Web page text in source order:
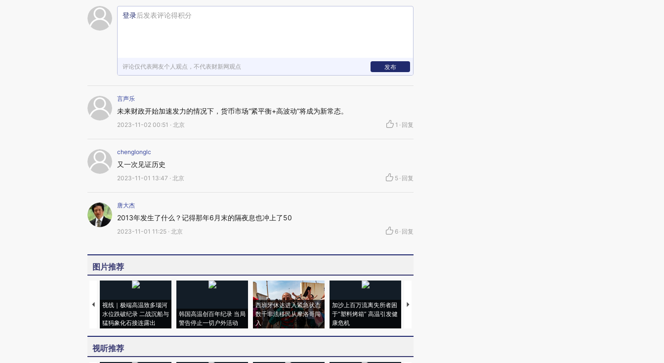
登录后发表评论得积分
评论仅代表网友个人观点，不代表财新网观点 发布
言声乐
未来财政开始加速发力的情况下，货币市场“紧平衡+高波动”将成为新常态。
2023-11-02 00:51 · 北京 1 · 回复
chenglonglc
又一次见证历史
2023-11-01 13:47 · 北京 5 · 回复
唐大杰
2013年发生了什么？记得那年6月末的隔夜息也冲上了50
2023-11-01 11:25 · 北京 6 · 回复
图片推荐
视线｜极端高温致多瑙河
水位跌破纪录 二战沉船与
猛犸象化石接连露出
韩国高温创百年纪录 当局
警告停止一切户外活动
西班牙休达进入紧急状态
数千非法移民从摩洛哥闯
入
加沙上百万流离失所者困
于“塑料烤箱” 高温引发健
康危机
视线｜HYROX的吸金
视听推荐